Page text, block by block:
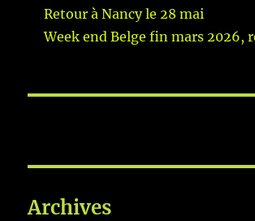
Retour à Nancy le 28 mai
Week end Belge fin mars 2026,
Archives